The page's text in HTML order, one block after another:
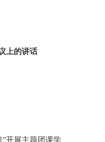
上的讲话
”开展主题团课学